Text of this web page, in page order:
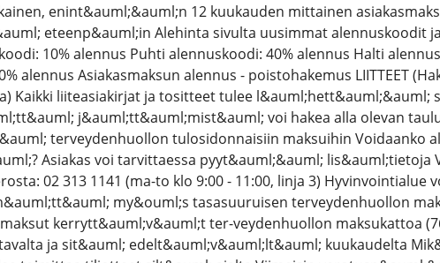
enint&auml;&auml;n 12 kuukauden mittainen
eteenp&auml;in Alehinta sivulta uusimmat alennuskoodit
10% alennus Puhti alennuskoodi: 40% alennus Halti
alennus Asiakasmaksun alennus - poistohakemus LIITTEET
Kaikki liiteasiakirjat ja tositteet tulee l&auml;hett&auml;&auml;
j&auml;tt&auml;mist&auml; voi hakea alla olevan
terveydenhuollon tulosidonnaisiin maksuihin Voidaanko
Asiakas voi tarvittaessa pyyt&auml;&auml; lis&auml;tietoja
02 313 1141 (ma-to klo 9:00 - 11:00, linja 3) Hyvinvointialue
my&ouml;s tasasuuruisen terveydenhuollon
kerrytt&auml;v&auml;t ter-veydenhuollon maksukattoa
ja sit&auml; edelt&auml;v&auml;lt&auml; kuukaudelta